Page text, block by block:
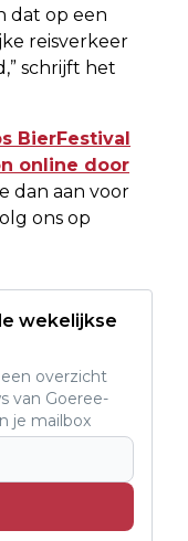
dat op een
reisverkeer
schrijft het
BierFestival
online door
dan aan voor
ons op
wekelijkse
overzicht
van Goeree-
je mailbox